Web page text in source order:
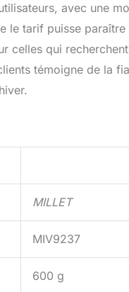
avec une
le tarif puisse
celles qui
témoigne de la
MILLET
MIV9237
600 g